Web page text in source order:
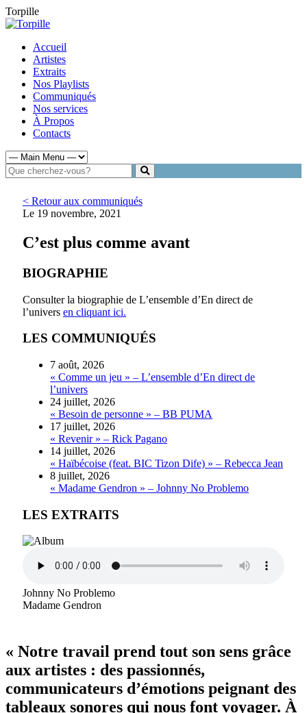
Torpille
Accueil
Artistes
Extraits
Nos Playlists
Communiqués
Nos services
À Propos
Contacts
< Retour aux communiqués
Le 19 novembre, 2021
C’est plus comme avant
BIOGRAPHIE
Consulter la biographie de L’ensemble d’En direct de
l’univers en cliquant ici.
LES COMMUNIQUÉS
7 août, 2026
« Comme un jeu » – L’ensemble d’En direct de
l’univers
24 juillet, 2026
« Besoin de personne » – BB PUMA
17 juillet, 2026
« Revenir » – Rick Pagano
14 juillet, 2026
« Haïbécoise (feat. BIC Tizon Dife) » – Rebecca Jean
8 juillet, 2026
« Madame Gendron » – Johnny No Problemo
LES EXTRAITS
Johnny No Problemo
Madame Gendron
« Notre travail prend tout son sens grâce
aux artistes : des passionnés,
communicateurs d’émotions peignant des
tableaux sonores qui nous font voyager. À